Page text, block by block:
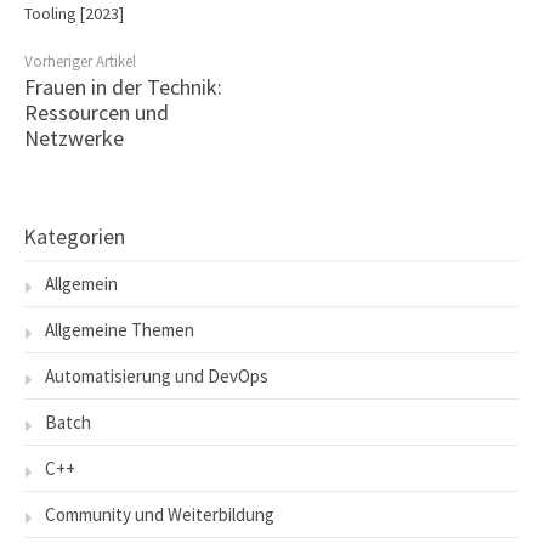
Tooling [2023]
Vorheriger Artikel
Frauen in der Technik:
Ressourcen und
Netzwerke
Kategorien
Allgemein
Allgemeine Themen
Automatisierung und DevOps
Batch
C++
Community und Weiterbildung